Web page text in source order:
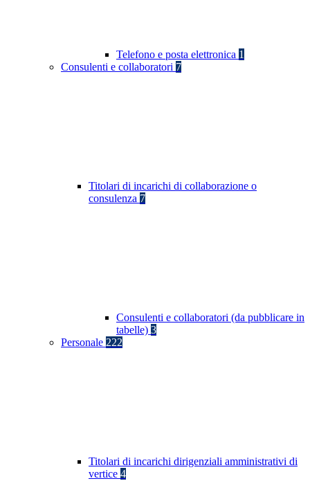
Telefono e posta elettronica 1
Consulenti e collaboratori 7
Titolari di incarichi di collaborazione o
consulenza 7
Consulenti e collaboratori (da pubblicare in
tabelle) 3
Personale 222
Titolari di incarichi dirigenziali amministrativi di
vertice 4